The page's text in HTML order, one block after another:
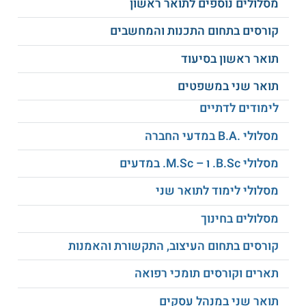
חינוך מיוחד:התכניתלתואר שני בחינוך
התמחות בחינוך מיוחד
שברצונם להרחיב את הידע שברשותם בתחום
החינוך המיוחד במגוון של אוכלוסיות תלמידים
ברמות תפקוד שונות. מטרת המסלול היא
גיבוש תפיסה ערכית וחינוכית וכן הרחבה
ופיתוח של חשיבה יצירתית בענפי החינוך
המיוחד והעבודה עם תלמידים עם צרכים
מיוחדים. אפשרות להרחבת תעודת ההוראה
לחינוך מיוחד - במהלך הלימודים או בסיומם.
התמחות בטכנולוגיות למידה ו - AI:
מתאים לאנשי חינוך, למדריכים ולמורים
המעוניינים לקדם שינוי בלמידה וליצור למידה
מגוונת וחווייתית. הסטודנטים מפתחים
מיומנויות יזמות חינוכית ומתוודעים למגוון של
קורסים בתחום התכנות והמחשבים
תואר ראשון בסיעוד
תואר שני במשפטים
לימודים לדתיים
מסלולי .B.A במדעי החברה
מסלולי B.Sc. ו – M.Sc. במדעים
מסלולי לימוד לתואר שני
מסלולים בחינוך
קורסים בתחום העיצוב, התקשורת והאמנות
תארים וקורסים תומכי רפואה
תואר שני במנהל עסקים